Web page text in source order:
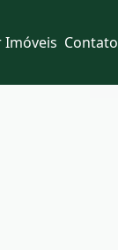
Imóveis Contato